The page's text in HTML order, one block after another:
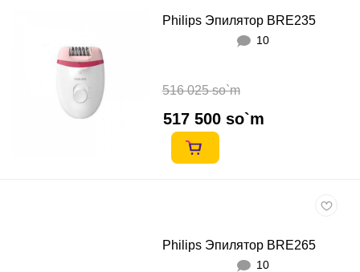
Philips Эпилятор BRE235
10
516 025 so`m
517 500 so`m
Philips Эпилятор BRE265
10